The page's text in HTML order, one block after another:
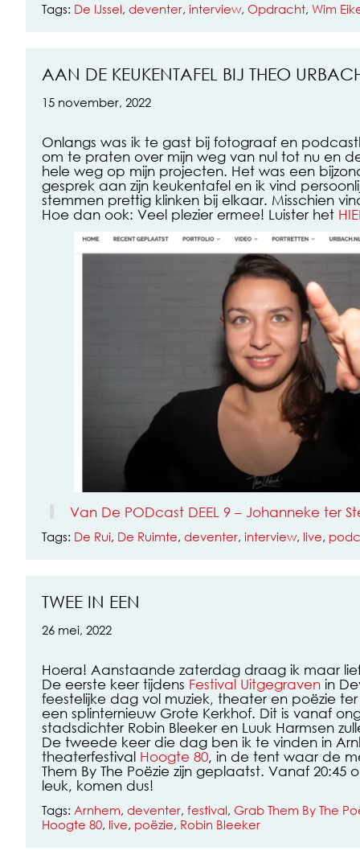
Tags: De IJssel, deventer, interview, Opdracht, Wim
AAN DE KEUKENTAFEL BIJ THEO
15 november, 2022
Onlangs was ik te gast bij fotograaf en
om te praten over mijn weg van nul tot nu en
hele weg op mijn projecten. Het was een
gesprek aan zijn keukentafel en ik vind
stemmen prettig klinken bij elkaar. Misschien
Hoe dan ook: Veel plezier ermee! Luister het
Van De PODcast DEEL 9 – Johanneke ter
Tags: De Rui, De Ruimte, deventer, interview, live,
TWEE IN EEN
26 mei, 2022
Hoera! Aanstaande zaterdag draag ik maar
De eerste keer tijdens Festival Uitgegraven in
feestelijke dag vol muziek, theater en poëzie
een splinternieuw Grote Kerkhof. Dit is vanaf
stadsdichter Robin Bleeker en Luuk Harmsen
De tweede keer die dag ben ik te vinden in
theaterfestival Hoogte 80, in de tent waar de
Them By The Poëzie zijn geplaatst. Vanaf 20:45
leuk, komen dus!
Tags: Arnhem, deventer, festival, Grab Them By The
Hoogte 80, live, poëzie, Robin Bleeker